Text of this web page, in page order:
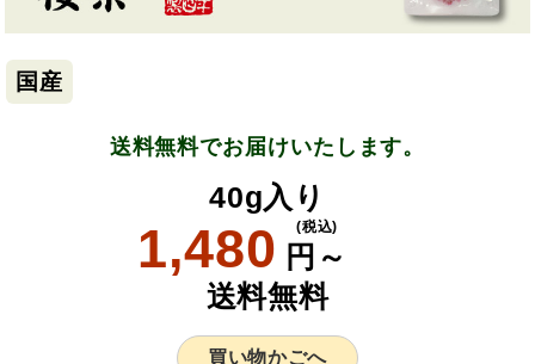
国産
送料無料でお届けいたします。
40g入り
1,480 円～
(税込)
送料無料
買い物かごへ